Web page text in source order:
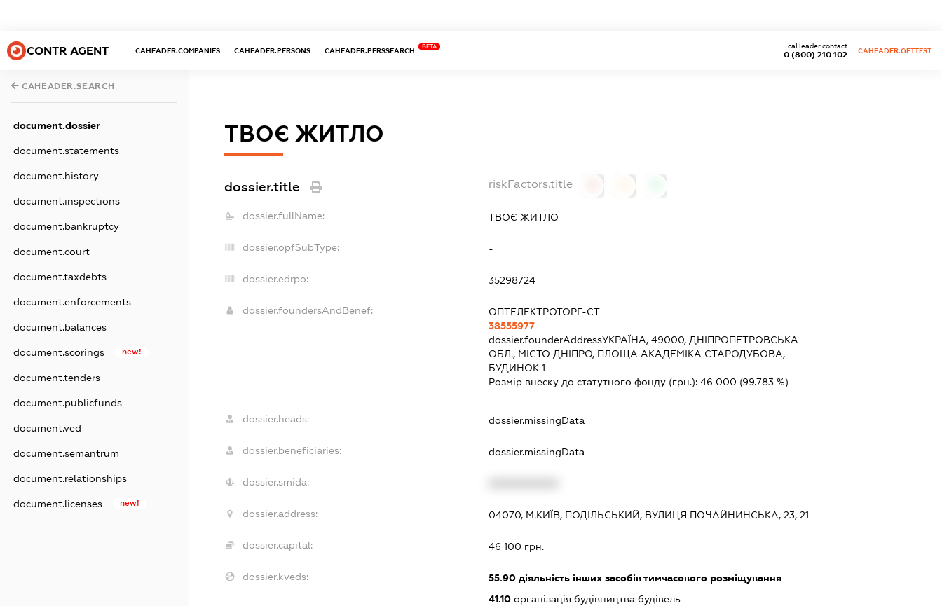
CONTR AGENT CAHEADER.COMPANIES CAHEADER.PERSONS CAHEADER.PERSSEARCH
BETA
0 (800) 210 102
caHeader.contact
CAHEADER.GETTEST
CAHEADER.SEARCH
document.dossier
document.statements
document.history
document.inspections
document.bankruptcy
document.court
document.taxdebts
document.enforcements
document.balances
document.scorings new!
document.tenders
document.publicfunds
document.ved
document.semantrum
document.relationships
document.licenses new!
ТВОЄ ЖИТЛО
dossier.title riskFactors.title
dossier.fullName: ТВОЄ ЖИТЛО
dossier.opfSubType: -
dossier.edrpo: 35298724
dossier.foundersAndBenef:
ОПТЕЛЕКТРОТОРГ-СТ
38555977
dossier.founderAddressУКРАЇНА, 49000, ДНІПРОПЕТРОВСЬКА
ОБЛ., МІСТО ДНІПРО, ПЛОЩА АКАДЕМІКА СТАРОДУБОВА,
БУДИНОК 1
Розмір внеску до статутного фонду (грн.):46 000 (99.783 %)
dossier.heads: dossier.missingData
dossier.beneficiaries: dossier.missingData
dossier.smida:
dossier.address: 04070, М.КИЇВ, ПОДІЛЬСЬКИЙ, ВУЛИЦЯ ПОЧАЙНИНСЬКА, 23, 21
dossier.capital: 46 100 грн.
dossier.kveds: 55.90 діяльність інших засобів тимчасового розміщування
41.10 організація будівництва будівель